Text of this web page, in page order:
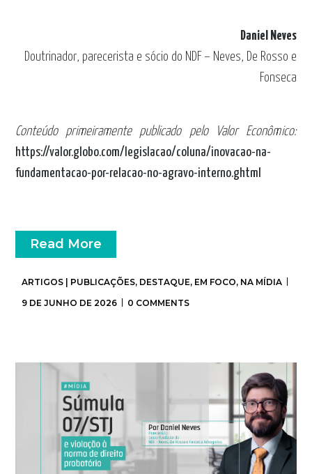
Daniel Neves
Doutrinador, parecerista e sócio do NDF – Neves, De Rosso e
Fonseca
Conteúdo primeiramente publicado pelo Valor Econômico:
https://valor.globo.com/legislacao/coluna/inovacao-na-
fundamentacao-por-relacao-no-agravo-interno.ghtml
Read More
ARTIGOS | PUBLICAÇÕES, DESTAQUE, EM FOCO, NA MÍDIA
9 DE JUNHO DE 2026
0 COMMENTS